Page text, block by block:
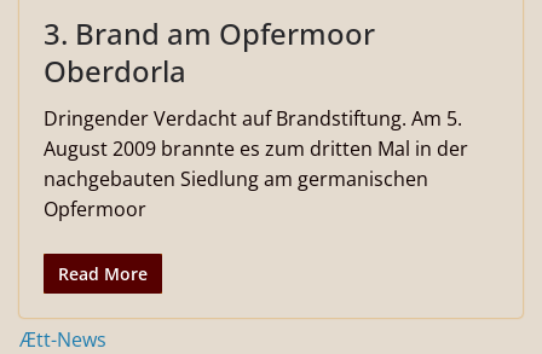
3. Brand am Opfermoor
Oberdorla
Dringender Verdacht auf Brandstiftung. Am 5.
August 2009 brannte es zum dritten Mal in der
nachgebauten Siedlung am germanischen
Opfermoor
Read More
Ætt-News